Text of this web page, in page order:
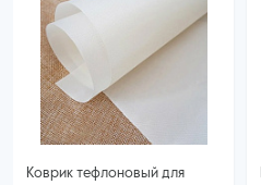
Коврик тефлоновый для